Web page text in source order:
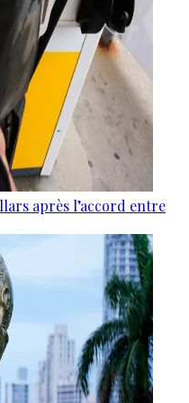
après l’accord entre